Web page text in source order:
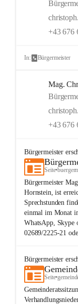
+43 676
In: Bürgermeister
Mag.
+43 676
Bürgermeister
Seite•
Bürgermeister
Hornstein, ist
Sprechstunden
einmal im Monat
WhatsApp, Skype
02689/2225-21
Bürgermeister
Seite•